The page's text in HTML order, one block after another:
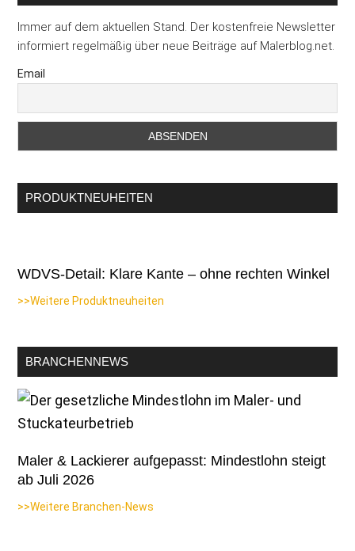
Immer auf dem aktuellen Stand. Der kostenfreie Newsletter
informiert regelmäßig über neue Beiträge auf Malerblog.net.
Email
PRODUKTNEUHEITEN
WDVS-Detail: Klare Kante – ohne rechten Winkel
>>Weitere Produktneuheiten
BRANCHENNEWS
Maler & Lackierer aufgepasst: Mindestlohn steigt
ab Juli 2026
>>Weitere Branchen-News